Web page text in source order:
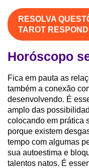
RESOLVA
TAROT
Horóscopo
Fica em pauta as
também a conexão
desenvolvendo. É
amplo das
colocando em prática
porque existem
tempo com algumas
sua autoestima e
talentos natos. É